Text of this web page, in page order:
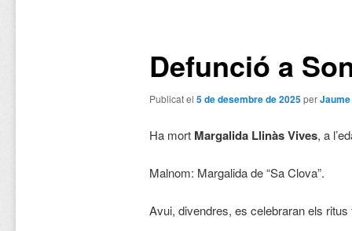
Defunció a
Publicat el 5 de desembre de 2025per
Ha mort Margalida Llinàs Vives, a
Malnom: Margalida de “Sa Clova”.
Avui, divendres, es celebraran els ritus